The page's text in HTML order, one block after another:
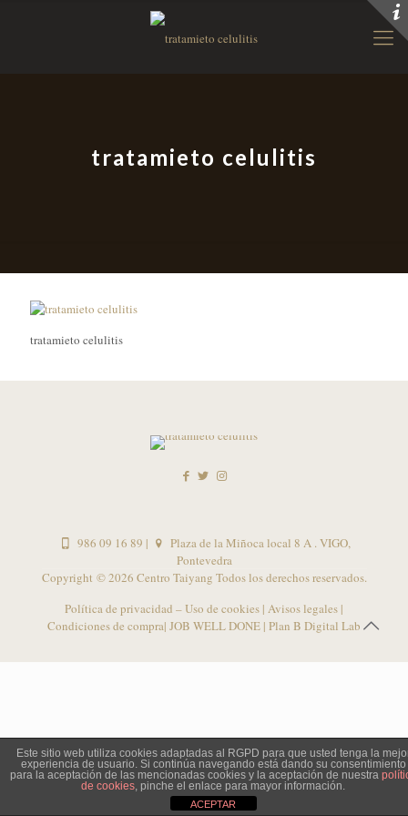
tratamieto celulitis
tratamieto celulitis
986 09 16 89 |
Plaza de la Miñoca local 8 A . VIGO,
Pontevedra
Copyright ©2026 Centro Taiyang Todos los derechos reservados.
Política de privacidad – Uso de cookies | Avisos legales |
Condiciones de compra| JOB WELL DONE | Plan B Digital Lab
Este sitio web utiliza cookies adaptadas al RGPD para que usted tenga la
experiencia de usuario. Si continúa navegando está dando su consentimiento
para la aceptación de las mencionadas cookies y la aceptación de nuestra
de cookies, pinche el enlace para mayor información.
ACEPTAR